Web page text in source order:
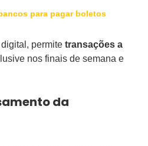
para pagar boletos
permite transações a
nos finais de semana e
da